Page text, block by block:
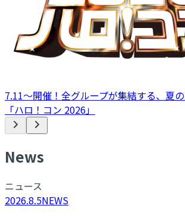
7.11～開催！全グループが集結する、夏
「ハロ！コン 2026」
News
ニュース
2026.8.5NEWS